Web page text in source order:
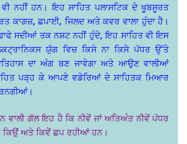
ਨਹੀਂ ਹਨ। ਇਹ ਸਾਹਿਤ ਪਲਾਸਟਿਕ ਦੇ ਖੂਬਸੂਰਤ
ਕਾਗਜ਼, ਛਪਾਈ, ਜਿਲਦ ਅਤੇ ਕਵਰ ਵਾਲਾ ਹੁੰਦਾ ਹੈ।
ਸਦੀਆਂ ਤਕ ਨਸ਼ਟ ਨਹੀਂ ਹੁੰਦੇ, ਇਹ ਸਾਹਿਤ ਵੀ ਇਸ
ਯੁੱਗ ਵਿਚ ਕਿਸੇ ਨਾ ਕਿਸੇ ਪੱਧਰ ਉੱਤੇ
ਦਾ ਅੰਗ ਬਣ ਜਾਵੇਗਾ ਅਤੇ ਆਉਣ ਵਾਲੀਆਂ
ਪੜ੍ਹ ਕੇ ਆਪਣੇ ਵਡੇਰਿਆਂ ਦੇ ਸਾਹਿਤਕ ਮਿਆਰ
ਵਾਲੀ ਗੱਲ ਇਹ ਹੈ ਕਿ ਨੀਵੇਂ ਜਾਂ ਅਤਿਅੰਤ ਨੀਵੇਂ ਪੱਧਰ
ਅਤੇ ਕਿਵੇਂ ਛਪ ਰਹੀਆਂ ਹਨ।